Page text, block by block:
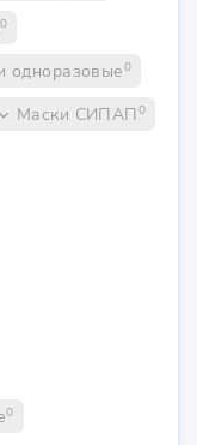
0
одноразовые0
keyboard_arrow_down Маски СИПАП0
0